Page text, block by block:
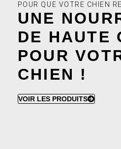
POUR QUE VOTRE CHIEN
UNE
DE HAUTE
POUR
CHIEN !
VOIR LES PRODUITS